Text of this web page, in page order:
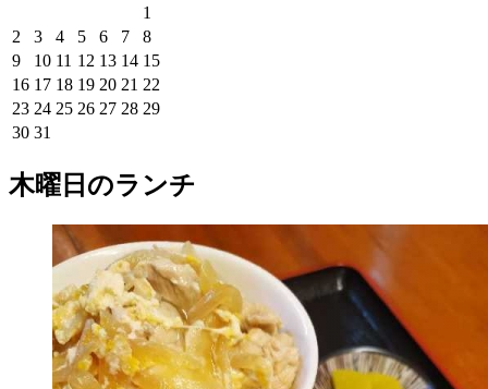
1
2
3 4 5 6 7
8
9
10 11 12 13 14 15
16 17 18 19 20 21 22
23 24 25 26 27 28 29
30 31
木曜日のランチ